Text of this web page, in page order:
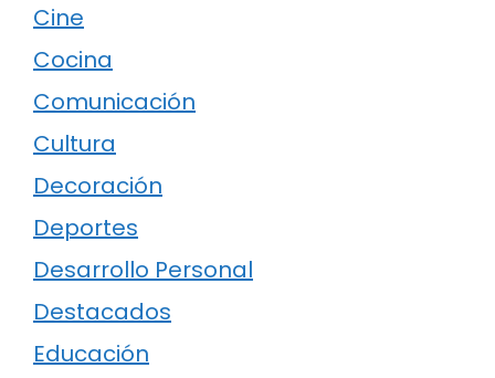
Cine
Cocina
Comunicación
Cultura
Decoración
Deportes
Desarrollo Personal
Destacados
Educación